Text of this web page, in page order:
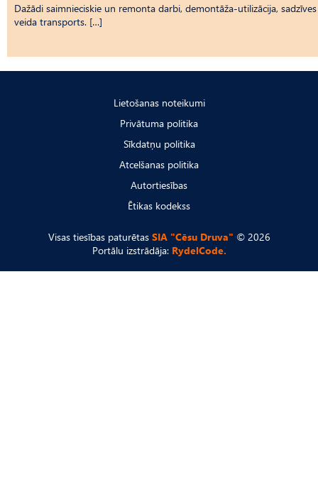
Dažādi saimnieciskie un remonta darbi, demontāža-utilizācija,
veida transports. […]
Lietošanas noteikumi
Privātuma politika
Sīkdatņu politika
Atcelšanas politika
Autortiesības
Ētikas kodekss
Visas tiesības paturētas SIA "Cēsu Druva" © 2026
Portālu izstrādāja: RydelCode.